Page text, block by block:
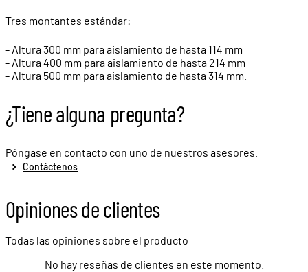
Tres montantes estándar:
- Altura 300 mm para aislamiento de hasta 114 mm
- Altura 400 mm para aislamiento de hasta 214 mm
- Altura 500 mm para aislamiento de hasta 314 mm.
¿Tiene alguna pregunta?
Póngase en contacto con uno de nuestros asesores.
Contáctenos
Opiniones de clientes
Todas las opiniones sobre el producto
No hay reseñas de clientes en este momento.